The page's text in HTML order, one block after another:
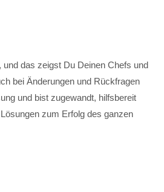
das zeigst Du Deinen Chefs und
bei Änderungen und Rückfragen
und bist zugewandt, hilfsbereit
zum Erfolg des ganzen